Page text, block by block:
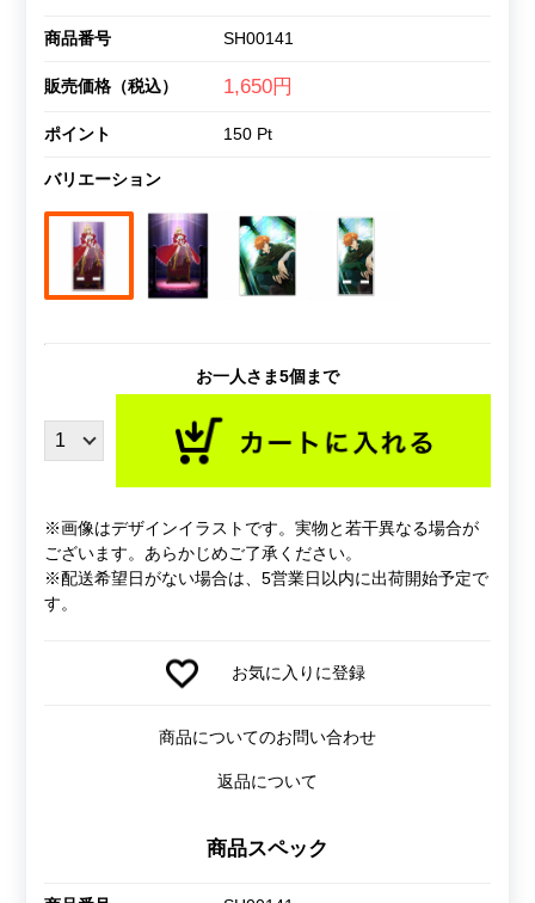
商品番号 SH00141
販売価格（税込） 1,650円
ポイント 150 Pt
バリエーション
お一人さま5個まで
※画像はデザインイラストです。実物と若干異なる場合が
ございます。あらかじめご了承ください。
※配送希望日がない場合は、5営業日以内に出荷開始予定で
す。
お気に入りに登録
商品についてのお問い合わせ
返品について
商品スペック